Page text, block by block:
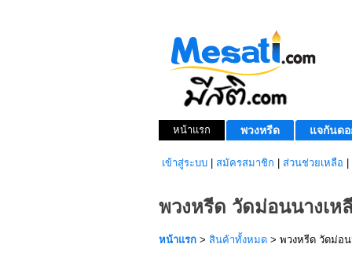
หน้าแรก พวงหรีด แจกันดอ
เข้าสู่ระบบ สมัครสมาชิก ส่วนช่วยเหลือ
พวงหรีด วัดม่อนนางเห
หน้าแรก > สินค้าทั้งหมด > พวงหรีด วัดม่อน